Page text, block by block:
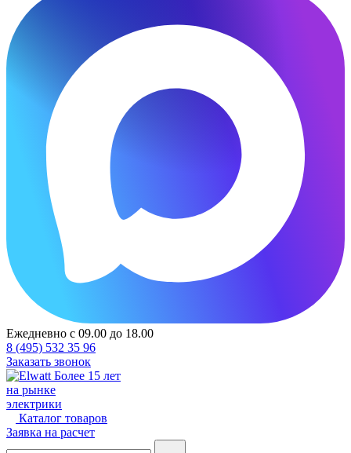
Ежедневно с 09.00 до 18.00
8 (495) 532 35 96
Заказать звонок
Более 15 лет
на рынке
электрики
Каталог товаров
Заявка на расчет